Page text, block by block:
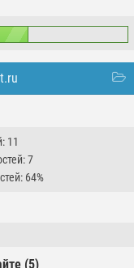
11
7
64%
(5)